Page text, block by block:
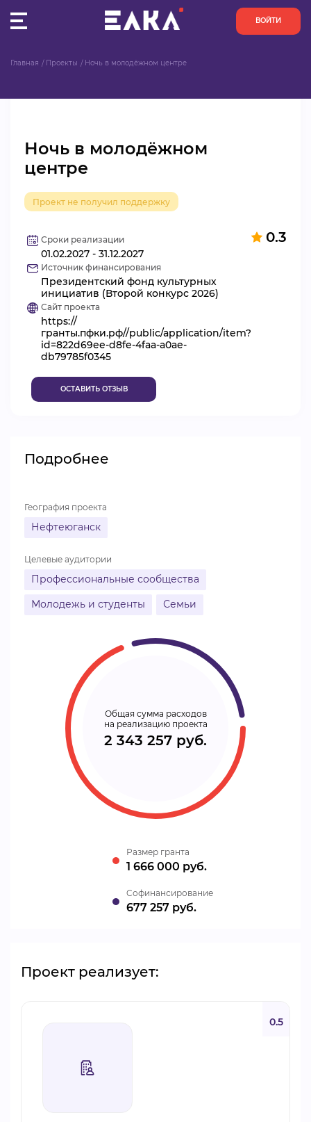
ВОЙТИ
ОРГАНИЗАЦИИ
АНАЛИТИКА
БАЗА ЗНАНИЙ
ВИДЕОКУРСЫ
ВОЙТИ
Главная Проекты Ночь в молодёжном центре
Ночь в молодёжном
центре
Проект не получил поддержку
0.3
Сроки реализации
01.02.2027 - 31.12.2027
Источник финансирования
Президентский фонд культурных
инициатив (Второй конкурс 2026)
Сайт проекта
https://
гранты.пфки.рф//public/application/item?
id=822d69ee-d8fe-4faa-a0ae-
db79785f0345
ОСТАВИТЬ ОТЗЫВ
Подробнее
География проекта
Нефтеюганск
Целевые аудитории
Профессиональные сообщества
Молодежь и студенты
Семьи
Общая сумма расходов
на реализацию проекта
2 343 257 руб.
Размер гранта
1 666 000 руб.
Cофинансирование
677 257 руб.
Проект реализует:
0.5